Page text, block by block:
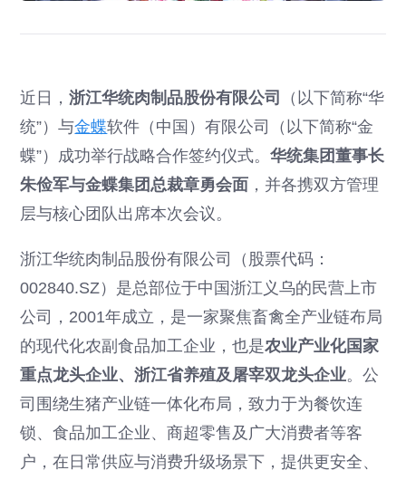
近日，浙江华统肉制品股份有限公司
（以下简称“华
统”）与金蝶软件（中国）有限公司（以下简称“金
蝶”）成功举行战略合作签约仪式。华统集团董事长
朱俭军与金蝶集团总裁章勇会面 ，并各携双方管理
层与核心团队出席本次会议。
浙江华统肉制品股份有限公司（股票代码：
002840.SZ）是总部位于中国浙江义乌的民营上市
公司，2001年成立，是一家聚焦畜禽全产业链布局
的现代化农副食品加工企业，也是农业产业化国家
重点龙头企业、浙江省养殖及屠宰双龙头企业。公
司围绕生猪产业链一体化布局，致力于为餐饮连
锁、食品加工企业、商超零售及广大消费者等客
户，在日常供应与消费升级场景下，提供更安全、